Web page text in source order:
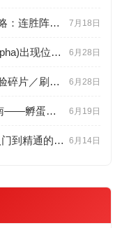
《宝可梦传说 Z-A》对战特区霸主攻略：连胜阵容推荐与联防思路详解 7月18日
《宝可梦传说 Z-A》全头目宝可梦(Alpha)出现位置与高效捕捉技巧 6月28日
《宝可梦传说 Z-A》快速刷钱／刷经验碎片／刷努力值(EV)高效路线 6月28日
《宝可梦 朱/紫》蛋招式遗传完整指南——孵蛋步数、连锁判定与百变怪用法 6月19日
口袋妖怪/宝可梦金手指全攻略：从入门到精通的工具百科 6月14日